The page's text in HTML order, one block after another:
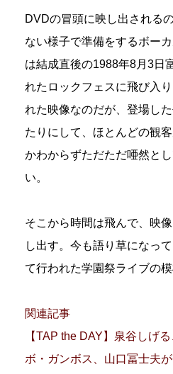
DVDの冒頭に映し出される
ない様子で準備をするボー
は結成直後の1988年8月3日
れたロックフェスに飛び入
れた映像なのだが、登場し
たりにして、ほとんどの観
かわからずただただ唖然と
い。
そこから時間は飛んで、映
し出す。今も語り草になっ
て行われた学園祭ライブの模
関連記事
【TAP the DAY】泉谷しげ
ボ・ガンボス、山口冨士夫